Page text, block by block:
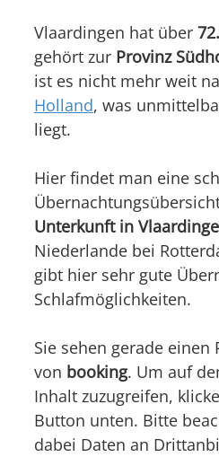
Vlaardingen hat über
gehört zur Provinz
ist es nicht mehr weit
Holland, was
liegt.
Hier findet man eine
Unterkunft in
Niederlande bei
gibt hier sehr gute
Schlafmöglichkeiten.
Sie sehen gerade
von booking. Um auf
Inhalt zuzugreifen,
Button unten. Bitte
dabei Daten an